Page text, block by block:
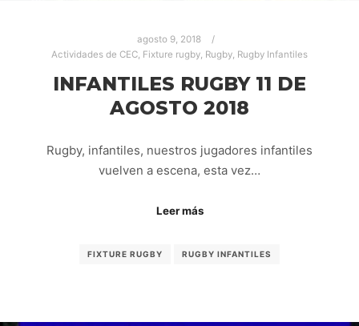
agosto 9, 2018
Actividades de CEC, Fixture rugby, Rugby, Rugby Infantiles
INFANTILES RUGBY 11 DE
AGOSTO 2018
Rugby, infantiles, nuestros jugadores infantiles
vuelven a escena, esta vez…
Leer más
FIXTURE RUGBY RUGBY INFANTILES